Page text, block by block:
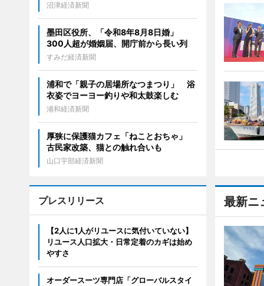
最新ニ
沼津経済新聞
墨田区役所、「令和8年8月8日婚」
300人超が婚姻届、開庁前から長い列
すみだ経済新聞
浦和で「親子の居場所なつまつり」 浴
衣姿でヨーヨー釣りや和太鼓楽しむ
浦和経済新聞
厚狭に保護猫カフェ「ねことおちゃ」
古民家改築、猫との触れ合いも
山口宇部経済新聞
プレスリリース
【2人に1人がリユースに気付いていない】
リユース人口拡大・日常定着のカギは始め
やすさ
オーダースーツ専門店「グローバルスタイ